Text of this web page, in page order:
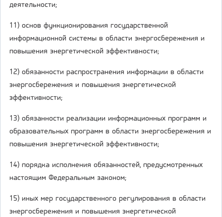
деятельности;
11) основ функционирования государственной
информационной системы в области энергосбережения и
повышения энергетической эффективности;
12) обязанности распространения информации в области
энергосбережения и повышения энергетической
эффективности;
13) обязанности реализации информационных программ и
образовательных программ в области энергосбережения и
повышения энергетической эффективности;
14) порядка исполнения обязанностей, предусмотренных
настоящим Федеральным законом;
15) иных мер государственного регулирования в области
энергосбережения и повышения энергетической